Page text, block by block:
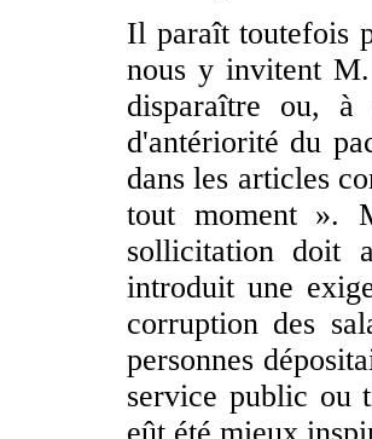
Il paraît toutefois
nous y invitent
disparaître ou, à
d'antériorité du
dans les articles
tout moment ».
sollicitation doit
introduit une
corruption des
personnes
service public ou
eût été mieux